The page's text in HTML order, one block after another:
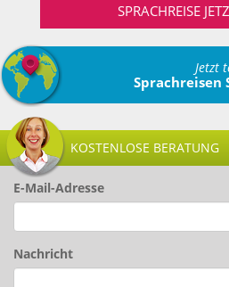
SPRACHREISE
Jetzt
Sprachreisen
KOSTENLOSE BERATUNG
E-Mail-Adresse
Nachricht